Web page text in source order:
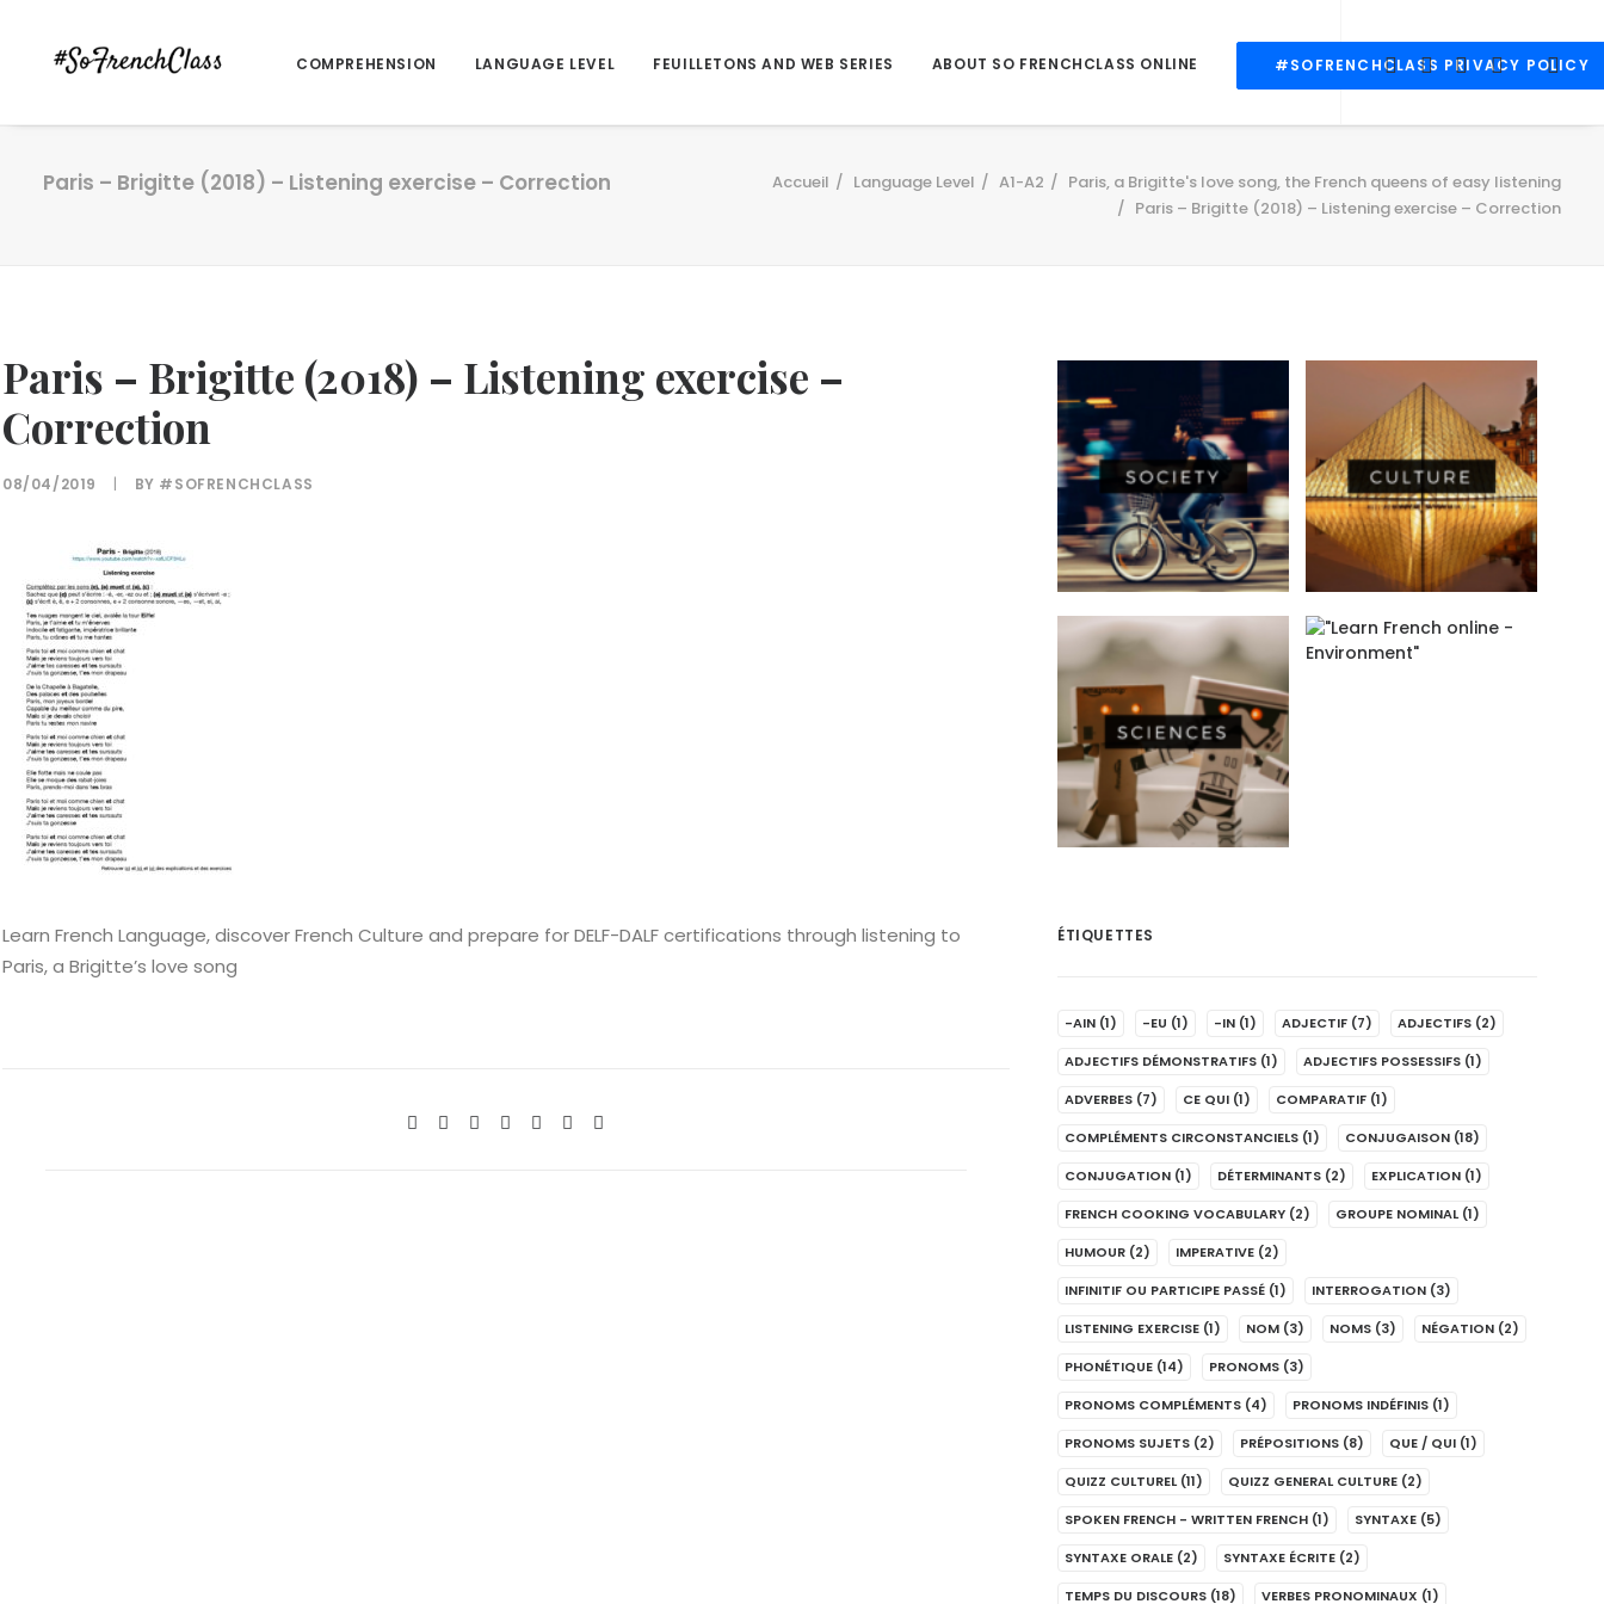
COMPREHENSION LANGUAGE LEVEL FEUILLETONS AND WEB SERIES ABOUT SO FRENCHCLASS ONLINE #SOFRENCHCLASS PRIVACY POLICY
Paris – Brigitte (2018) – Listening exercise – Correction Accueil Language Level A1-A2
Paris, a Brigitte's love song, the French queens of easy listening
Paris – Brigitte (2018) – Listening exercise – Correction
Paris – Brigitte (2018) – Listening exercise –
Correction
08/04/2019 | BY #SOFRENCHCLASS
Learn French Language, discover French Culture and prepare for DELF-DALF certifications through listening to
Paris, a Brigitte’s love song
ÉTIQUETTES
-AIN (1) -EU (1) -IN (1) ADJECTIF (7) ADJECTIFS (2)
ADJECTIFS DÉMONSTRATIFS (1) ADJECTIFS POSSESSIFS (1)
ADVERBES (7) CE QUI (1) COMPARATIF (1)
COMPLÉMENTS CIRCONSTANCIELS (1) CONJUGAISON (18)
CONJUGATION (1) DÉTERMINANTS (2) EXPLICATION (1)
FRENCH COOKING VOCABULARY (2) GROUPE NOMINAL (1)
HUMOUR (2) IMPERATIVE (2)
INFINITIF OU PARTICIPE PASSÉ (1) INTERROGATION (3)
LISTENING EXERCISE (1) NOM (3) NOMS (3) NÉGATION (2)
PHONÉTIQUE (14) PRONOMS (3)
PRONOMS COMPLÉMENTS (4) PRONOMS INDÉFINIS (1)
PRONOMS SUJETS (2) PRÉPOSITIONS (8) QUE / QUI (1)
QUIZZ CULTUREL (11) QUIZZ GENERAL CULTURE (2)
SPOKEN FRENCH - WRITTEN FRENCH (1) SYNTAXE (5)
SYNTAXE ORALE (2) SYNTAXE ÉCRITE (2)
TEMPS DU DISCOURS (18) VERBES PRONOMINAUX (1)